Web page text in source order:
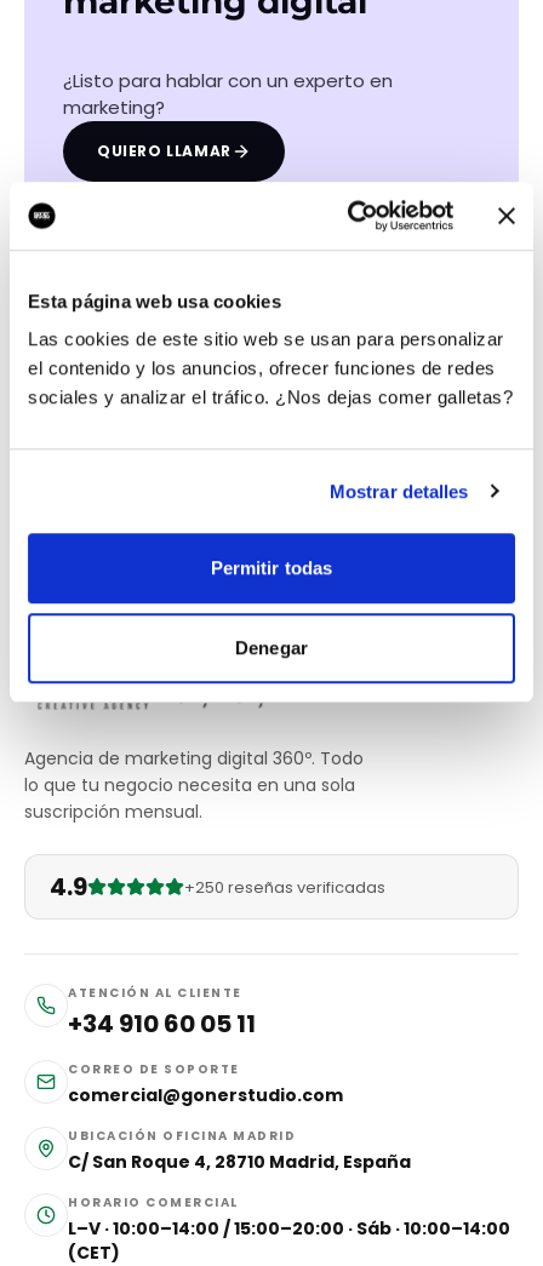
Esta página web usa cookies
Las cookies de este sitio web se usan para personalizar
el contenido y los anuncios, ofrecer funciones de redes
sociales y analizar el tráfico. ¿Nos dejas comer galletas?
Mostrar detalles
Permitir todas
Denegar
¿Listo para hablar con un experto en
marketing?
QUIERO LLAMAR
Las certificaciones de nuestros profesionales
Agencia de marketing digital 360º. Todo
lo que tu negocio necesita en una sola
suscripción mensual.
4.9 +250 reseñas verificadas
ATENCIÓN AL CLIENTE
+34 910 60 05 11
CORREO DE SOPORTE
comercial@gonerstudio.com
UBICACIÓN OFICINA MADRID
C/ San Roque 4, 28710 Madrid, España
HORARIO COMERCIAL
L–V · 10:00–14:00 / 15:00–20:00 · Sáb · 10:00–14:00
(CET)